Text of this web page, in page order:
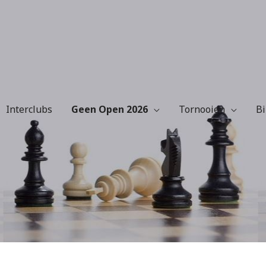
Interclubs Geen Open 2026 Tornooien